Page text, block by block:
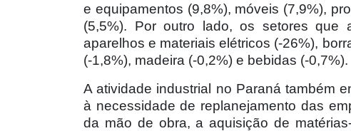
e equipamentos (9,8%), móveis (7,9%),
(5,5%). Por outro lado, os setores que
aparelhos e materiais elétricos (-26%),
(-1,8%), madeira (-0,2%) e bebidas (-0,7%).
A atividade industrial no Paraná também
à necessidade de replanejamento das
da mão de obra, a aquisição de